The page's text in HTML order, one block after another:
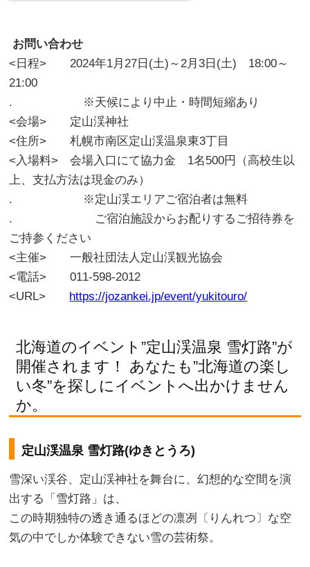
お問い合わせ
<日程> 2024年1月27日(土)～2月3日(土) 18:00～
21:00
. ※天候により中止・時間短縮あり
<会場> 定山渓神社
<住所> 札幌市南区定山渓温泉東3丁目
<入場料> 会場入口にて協力金 1名500円（高校生以
上、支払方法は現金のみ）
. ※定山渓エリアご宿泊者は無料
. ご宿泊施設からお配りするご招待券を
ご持参ください
<主催> 一般社団法人定山渓観光協会
<電話> 011-598-2012
<URL> https://jozankei.jp/event/yukitouro/
北海道のイベント”定山渓温泉 雪灯路”が
開催されます！ あなたも”北海道の楽し
い冬”を探しにイベントへ出かけません
か。
定山渓温泉 雪灯路(ゆきとうろ)
雪深い渓谷、定山渓神社を舞台に、幻想的な空間を演
出する「雪灯路」は、
この時期独特の透き通るほどの凛冽〔りんれつ〕な空
気の中でしか体験できない雪の芸術祭。